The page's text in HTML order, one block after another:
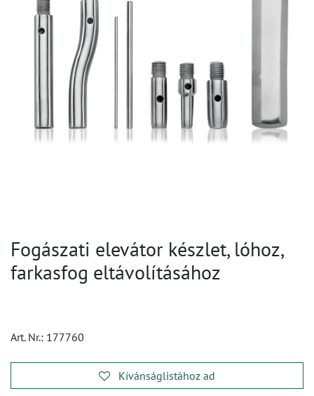
Fogászati elevátor készlet, lóhoz,
farkasfog eltávolításához
Art. Nr.: 177760
Kívánságlistához ad